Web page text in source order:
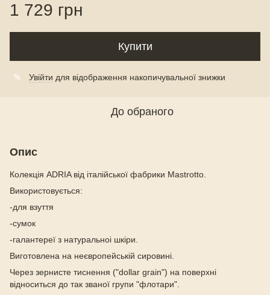
1 729 грн
Купити
% Увійти для відображення накопичувальної знижки
До обраного
Опис
Колекція ADRIA від італійської фабрики Mastrotto.
Використовується:
-для взуття
-сумок
-галантереї з натуральноі шкіри.
Виготовлена на неєвропейській сировині.
Через зернисте тиснення ("dollar grain") на поверхні
відноситься до так званої групи "флотари".